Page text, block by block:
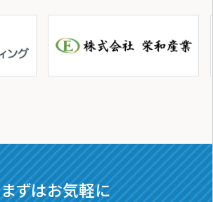
まずはお気軽に